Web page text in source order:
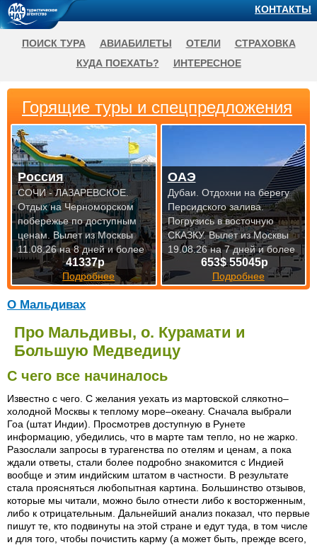
О Мальдивах
Про Мальдивы, о. Курамати и
Большую Медведицу
C чего все начиналось
Известно с чего. С желания уехать из мартовской слякотно–
холодной Москвы к теплому море–океану. Сначала выбрали
Гоа (штат Индии). Просмотрев доступную в Рунете
информацию, убедились, что в марте там тепло, но не жарко.
Разослали запросы в турагенства по отелям и ценам, а пока
ждали ответы, стали более подробно знакомится с Индией
вообще и этим индийским штатом в частности. В результате
стала проясняться любопытная картина. Большинство отзывов,
которые мы читали, можно было отнести либо к восторженным,
либо к отрицательным. Дальнейший анализ показал, что первые
пишут те, кто подвинуты на этой стране и едут туда, в том числе
и для того, чтобы почистить карму (а может быть, прежде всего,
Горящие туры и спецпредложения
41337р
Подробнее
Россия
СОЧИ - ЛАЗАРЕВСКОЕ.
Отдых на Черноморском
побережье по доступным
ценам. Вылет из Москвы
11.08.26 на 8 дней и более
653$ 55045р
Подробнее
ОАЭ
Дубаи. Отдохни на берегу
Персидского залива.
Погрузись в восточную
СКАЗКУ.Вылет из Москвы
19.08.26 на 7 дней и более
КОНТАКТЫ
ПОИСК ТУРА АВИАБИЛЕТЫ ОТЕЛИ
СТРАХОВКА
КУДА ПОЕХАТЬ?
ИНТЕРЕСНОЕ